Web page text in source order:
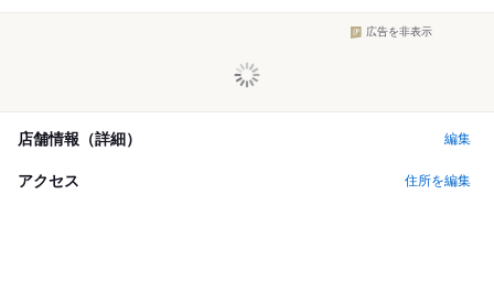
広告を非表示
店舗情報（詳細） 編集
アクセス 住所を編集